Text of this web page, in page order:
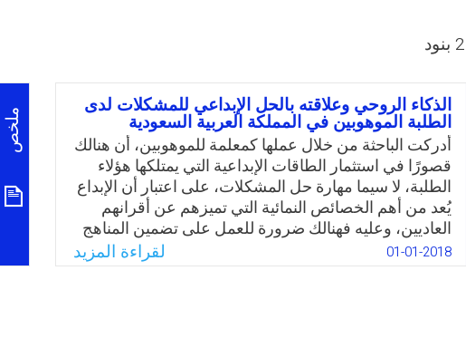
الذكاء الروحي وعلاقته بالحل الإبداعي للمشكلات لدى
الطلبة الموهوبين في المملكة العربية السعودية
أدركت الباحثة من خلال عملها كمعلمة للموهوبين، أن هنالك
قصورًا في استثمار الطاقات الإبداعية التي يمتلكها هؤلاء
الطلبة، لا سيما مهارة حل المشكلات، على اعتبار أن الإبداع
يُعد من أهم الخصائص النمائية التي تميزهم عن أقرانهم
العاديين، وعليه فهنالك ضرورة للعمل على تضمين المناهج
والبرامج الموجهة للموهوبين أنشطة تعتمد أسلوب تقديم
مشاكل حقيقية واقعية تتطلب حلولًا أصيلة مبتكرة. ومن
01-01-2018 لقراءة المزيد
ملخص